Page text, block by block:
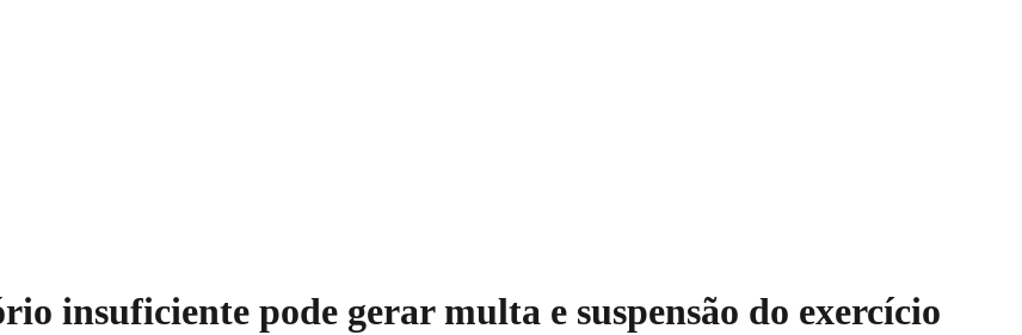
insuficiente pode gerar multa e suspensão do exercício